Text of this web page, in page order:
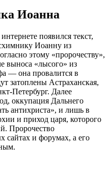
Иоанна
появился текст,
Иоанну из
этому «пророчеству»,
выноса «лысого» из
— она провалится в
затоплены Астраханская,
Петербург. Далее
оккупация Дальнего
антихриста», и лишь в
и приход царя, которого
Пророчество
сайтах и форумах, а его